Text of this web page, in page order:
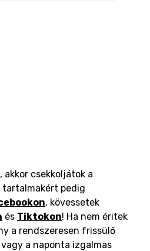
csekkoljátok a
tartalmakért pedig
, kövessetek
és Tiktokon! Ha nem éritek
a rendszeresen frissülő
a naponta izgalmas